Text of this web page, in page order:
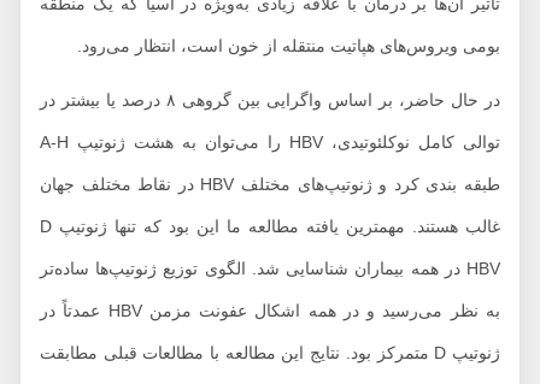
بومی ویروس‌های هپاتیت منتقله از خون است، انتظار می‌رود.
در حال حاضر، بر اساس واگرایی بین گروهی ۸ درصد یا بیشتر در
توالی کامل نوکلئوتیدی، HBV را می‌توان به هشت ژنوتیپ A-H
طبقه بندی کرد و ژنوتیپ‌های مختلف HBV در نقاط مختلف جهان
غالب هستند. مهمترین یافته مطالعه ما این بود که تنها ژنوتیپ D
HBV در همه بیماران شناسایی شد. الگوی توزیع ژنوتیپ‌ها ساده‌تر
به نظر می‌رسید و در همه اشکال عفونت مزمن HBV عمدتاً در
ژنوتیپ D متمرکز بود. نتایج این مطالعه با مطالعات قبلی مطابقت